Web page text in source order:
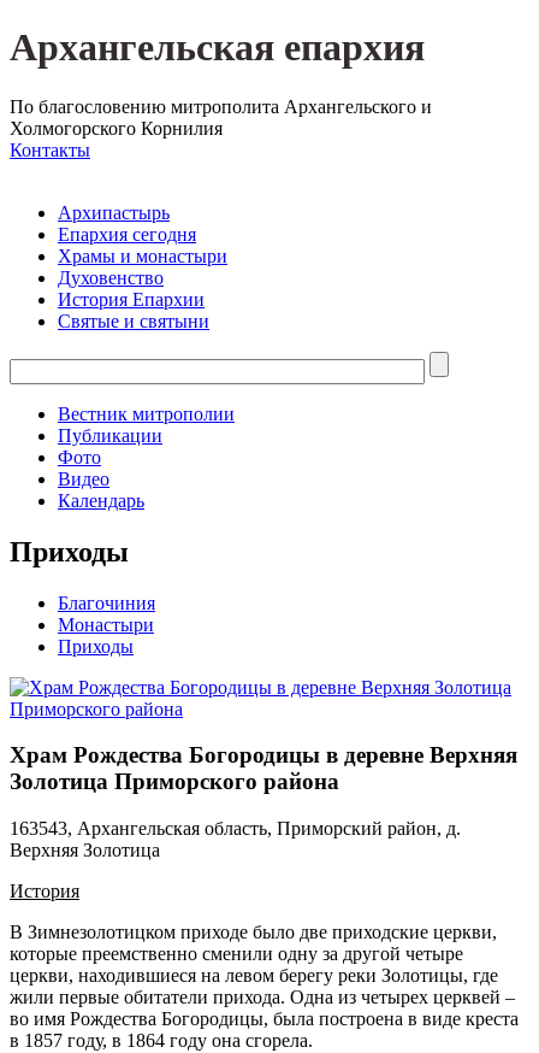
Архангельская епархия
По благословению митрополита Архангельского и
Холмогорского Корнилия
Контакты
Архипастырь
Епархия сегодня
Храмы и монастыри
Духовенство
История Епархии
Святые и святыни
Вестник митрополии
Публикации
Фото
Видео
Календарь
Приходы
Благочиния
Монастыри
Приходы
Храм Рождества Богородицы в деревне Верхняя
Золотица Приморского района
163543, Архангельская область, Приморский район, д.
Верхняя Золотица
История
В Зимнезолотицком приходе было две приходские церкви,
которые преемственно сменили одну за другой четыре
церкви, находившиеся на левом берегу реки Золотицы, где
жили первые обитатели прихода. Одна из четырех церквей –
во имя Рождества Богородицы, была построена в виде креста
в 1857 году, в 1864 году она сгорела.